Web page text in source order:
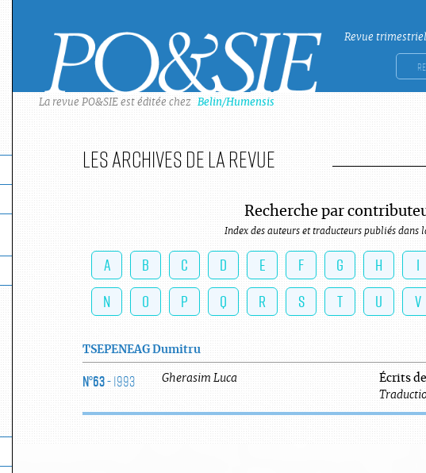
Revue
La revue PO&SIE est éditée chez Belin/Humensis
Les archives de la revue
Recherche par
Index des auteurs et traducteurs publiés dans
A B C D E F G H I
N
O P Q R S T U V
TSEPENEAG Dumitru
N°63- 1993 Gherasim Luca
Écrits